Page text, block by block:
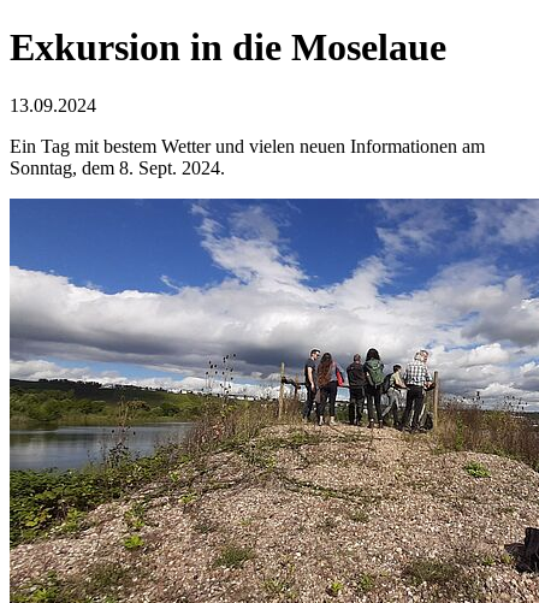
Exkursion in die Moselaue
13.09.2024
Ein Tag mit bestem Wetter und vielen neuen Informationen am
Sonntag, dem 8. Sept. 2024.